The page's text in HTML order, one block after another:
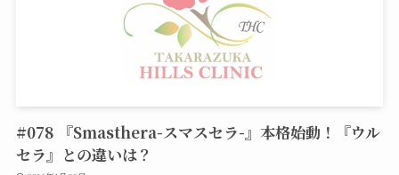
#078 『Smasthera-スマスセラ-』本格始動！『ウル
セラ』との違いは？